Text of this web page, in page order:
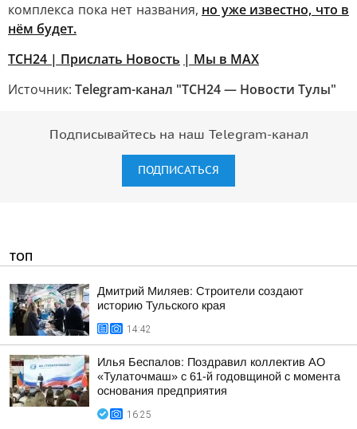
комплекса пока нет названия, но уже известно, что в
нём будет.
ТСН24 | Прислать Новость | Мы в МАХ
Источник: Telegram-канал "ТСН24 — Новости Тулы"
Подписывайтесь на наш Telegram-канал
ПОДПИСАТЬСЯ
ТОП
Дмитрий Миляев: Строители создают
историю Тульского края
14:42
Илья Беспалов: Поздравил коллектив АО
«Тулаточмаш» с 61-й годовщиной с момента
основания предприятия
16:25